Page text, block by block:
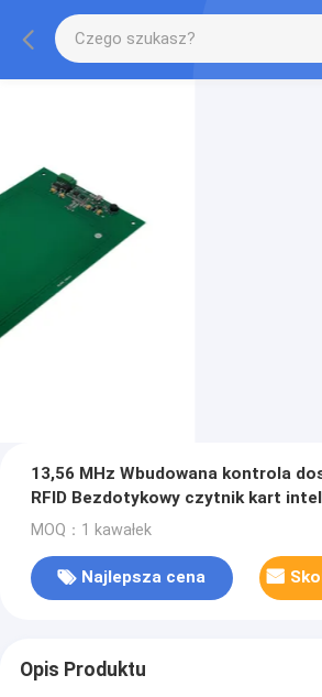
13,56 MHz Wbudowana kontrola
RFID Bezdotykowy czytnik kart
wieloma protokołami Czytnik RFID
MOQ：1 kawałek
Najlepsza cena
Opis Produktu